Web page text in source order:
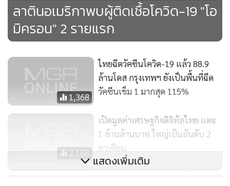
สำหรับอัตราการรักษาฐานลูกค้ากลับมาเพิ่มขึ้นในไตรมาสที่ 2
ของปี 2564 หลังจากที่ลดลงเล็กน้อยในไตรมาสที่ 1 ของปี 2564
เมื่อเทียบกับปี 2563 : วันที่ 1 เพิ่มขึ้นมาที่ 26% ในไตรมาสที่ 2
ของปี 2564 เพิ่มขึ้นจาก 21% ในไตรมาสที่ 1 และเทียบเท่า
ไตรมาสที่ 2 ของปี 2563 ในไตรมาสที่ 2 ของปี 2564 ยังคงรักษา
อัตราการรักษาฐานลูกค้าไว้ได้สูงกว่าไตรมาสอื่นๆ - โดยอยู่ที่
17% ในวันที่ 7, 14% ในวันที่ 15 และ 11% ในวันที่ 30
แรนดี้ นีลสัน (Randy Nelson) หัวหน้าฝ่ายข้อมูลมือถือที่
Sensor Tower มองว่านี่คือภาวะที่ธุรกิจโมบายได้ขยายไปเกิน
กว่าตลาดการชอปปิ้งหลัก จนกลายเป็นปรากฏการณ์ระดับโลก
ลาตินอเมริกาพบผู้ติดเชื้อโควิด-19 "โอ
มิครอน" 2 รายแรก
1,368
ไทยฉีดวัคซีนโควิด-19 แล้ว 88.9
ล้านโดส กรุงเทพฯ ยังเป็นพื้นที่ฉีด
วัคซีนเข็ม 1 มากสุด 115%
2,168
เปิดมูลค่าเศรษฐกิจดิจิทัลไทย แตะ
1 ล้านล้านบาท ใหญ่เป็นอันดับ 2
อาเซียน
ไบเดนยอมรับกังวลโควิด'โอมิค
แสดงเพิ่มเติม